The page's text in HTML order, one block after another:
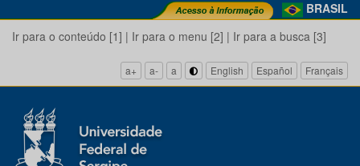
BRASIL
Ir para o conteúdo [1] | Ir para o menu [2] | Ir para a busca [3]
a+ a- a English Español Français